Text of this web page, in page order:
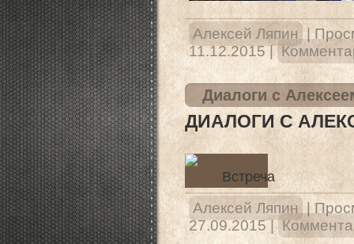
Алексей Ляпин |
11.12.2015 |
Диалоги с
ДИАЛОГИ С
Алексей Ляпин |
27.09.2015 |